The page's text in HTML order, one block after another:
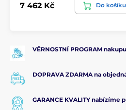
7 462 Kč Do košíku
VĚRNOSTNÍ PROGRAM
DOPRAVA ZDARMA na
GARANCE KVALITY nabízíme